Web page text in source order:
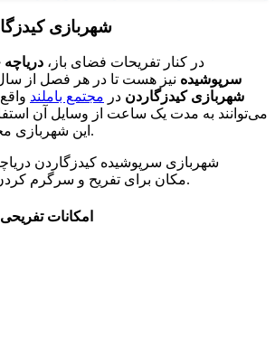
شهربازی
در کنار تفریحات فضای باز، دریاچه
سرپوشیده نیز هست تا در هر فصل از سال
شهربازی کیدزگاردن در مجتمع باملند
می‌توانند به مدت یک ساعت از وسایل آن
این است.
شهربازی سرپوشیده کیدزگاردن
مکان برای تفریح و سرگرم کردن کودکان است.
امکانات